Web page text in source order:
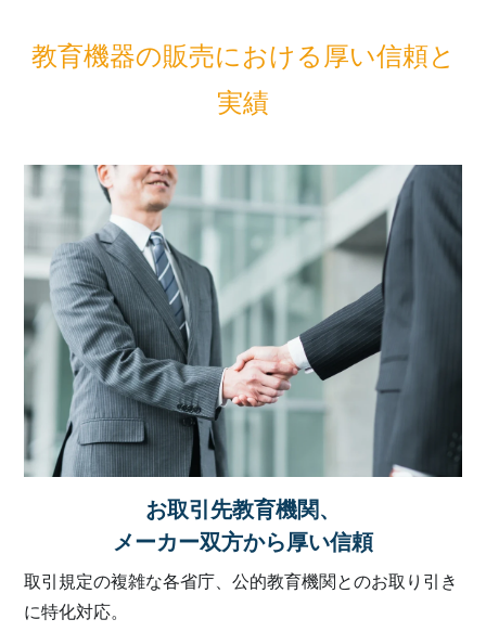
教育機器の販売における厚い信頼と
実績
お取引先教育機関、
メーカー双方から厚い信頼
取引規定の複雑な各省庁、公的教育機関とのお取り引き
に特化対応。